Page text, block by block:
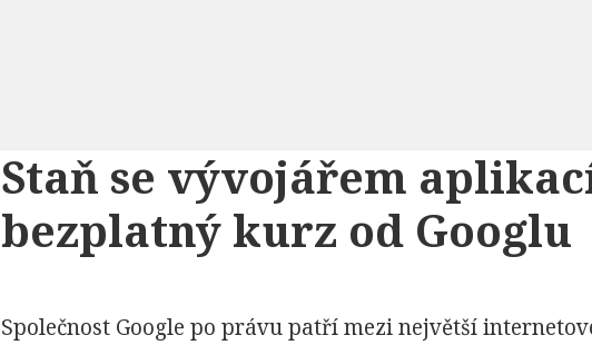
Staň se vývojářem
bezplatný kurz od Googlu
Společnost Google po právu patří mezi největší